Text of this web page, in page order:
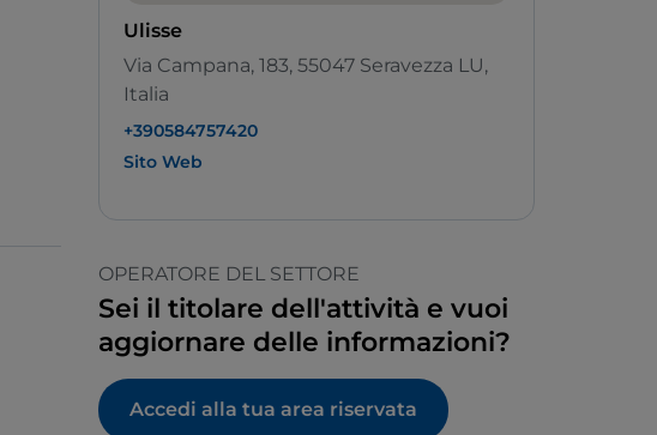
Ulisse
Via Campana, 183, 55047 Seravezza LU,
Italia
+390584757420
Sito Web
OPERATORE DEL SETTORE
Sei il titolare dell'attività e vuoi
aggiornare delle informazioni?
Accedi alla tua area riservata